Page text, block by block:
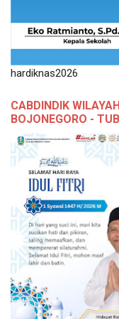
hardiknas2026
CABDINDIK
BOJONEGORO -